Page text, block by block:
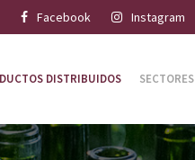
Facebook Instagram
DISTRIBUIDOS SECTORES